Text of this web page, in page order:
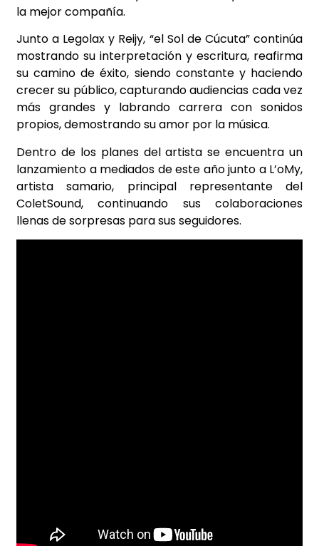
la mejor compañía.
Junto a Legolax y Reijy, “el Sol de Cúcuta” continúa
mostrando su interpretación y escritura, reafirma
su camino de éxito, siendo constante y haciendo
crecer su público, capturando audiencias cada vez
más grandes y labrando carrera con sonidos
propios, demostrando su amor por la música.
Dentro de los planes del artista se encuentra un
lanzamiento a mediados de este año junto a L’oMy,
artista samario, principal representante del
ColetSound, continuando sus colaboraciones
llenas de sorpresas para sus seguidores.